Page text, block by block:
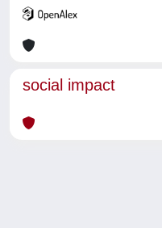
social impact